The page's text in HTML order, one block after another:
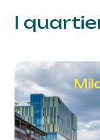
I